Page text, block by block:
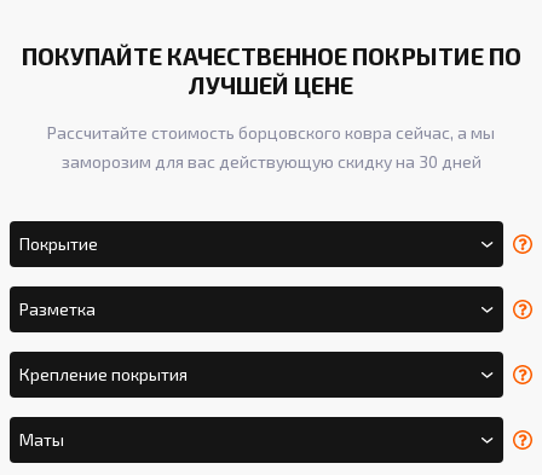
ПОКУПАЙТЕ КАЧЕСТВЕННОЕ ПОКРЫТИЕ ПО
ЛУЧШЕЙ ЦЕНЕ
Рассчитайте стоимость борцовского ковра сейчас, а мы
заморозим для вас действующую скидку на 30 дней
Покрытие
Разметка
Крепление покрытия
Маты